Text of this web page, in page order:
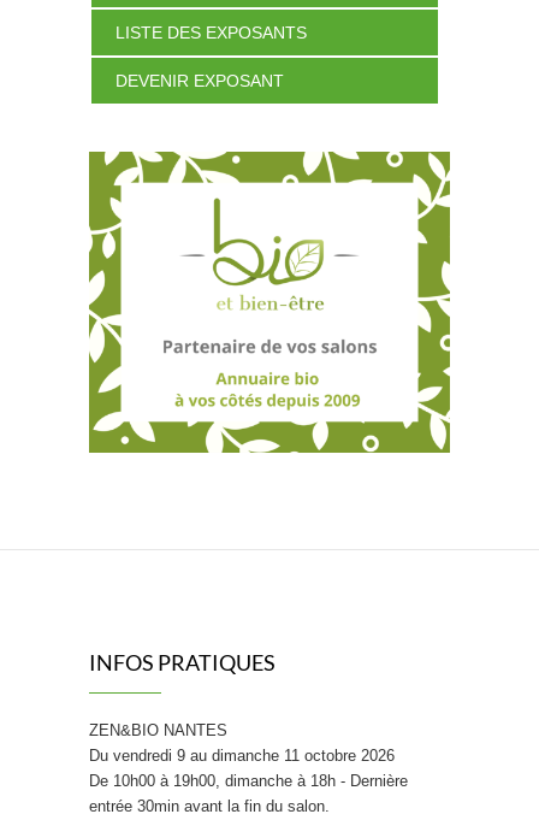
LISTE DES EXPOSANTS
DEVENIR EXPOSANT
INFOS PRATIQUES
ZEN&BIO NANTES
Du vendredi 9 au dimanche 11 octobre 2026
De 10h00 à 19h00, dimanche à 18h - Dernière
entrée 30min avant la fin du salon.